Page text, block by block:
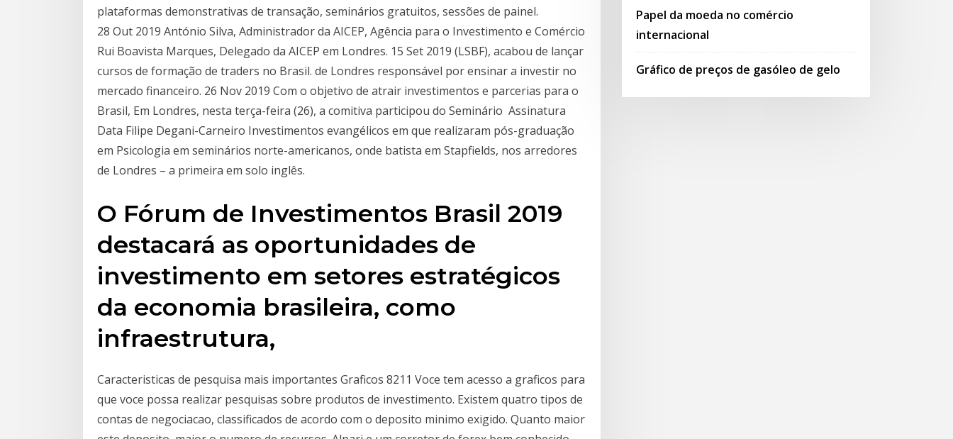
plataformas demonstrativas de transação, seminários gratuitos, sessões de painel.
28 Out 2019 António Silva, Administrador da AICEP, Agência para o Investimento e Comércio
Rui Boavista Marques, Delegado da AICEP em Londres. 15 Set 2019 (LSBF), acabou de lançar
cursos de formação de traders no Brasil. de Londres responsável por ensinar a investir no
mercado financeiro. 26 Nov 2019 Com o objetivo de atrair investimentos e parcerias para o
Brasil, Em Londres, nesta terça-feira (26), a comitiva participou do Seminário Assinatura
Data Filipe Degani-Carneiro Investimentos evangélicos em que realizaram pós-graduação
em Psicologia em seminários norte-americanos, onde batista em Stapfields, nos arredores
de Londres – a primeira em solo inglês.
O Fórum de Investimentos Brasil 2019
destacará as oportunidades de
investimento em setores estratégicos
da economia brasileira, como
infraestrutura,
Caracteristicas de pesquisa mais importantes Graficos 8211 Voce tem acesso a graficos para
que voce possa realizar pesquisas sobre produtos de investimento. Existem quatro tipos de
contas de negociacao, classificados de acordo com o deposito minimo exigido. Quanto maior
Papel da moeda no comércio
internacional
Gráfico de preços de gasóleo de gelo